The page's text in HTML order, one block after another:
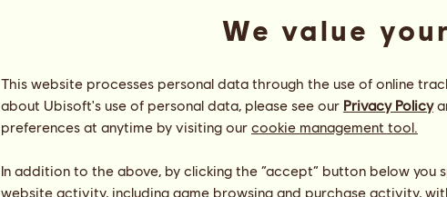
51 122
We value
This website processes personal data through the use of online
about Ubisoft's use of personal data, please see our Privacy Policy
preferences at anytime by visiting our cookie management tool.
In addition to the above, by clicking the “accept” button below
website activity, including game browsing and purchase activity,